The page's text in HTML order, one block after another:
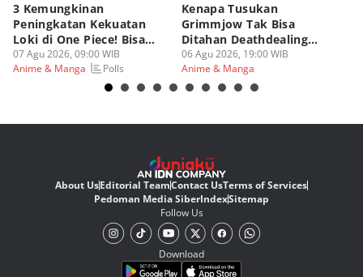
3 Kemungkinan
Peningkatan Kekuatan
Loki di One Piece! Bisa
Lebih OP?
07 Agu 2026, 09:00 WIB
Anime & Manga
Polls
Kenapa Tusukan
Grimmjow Tak Bisa
Ditahan Deathdealing
Askin Bleach?
06 Agu 2026, 19:00 WIB
Anime & Manga
About UsEditorial TeamContact UsTerms of Services
Pedoman Media SiberIndexSitemap
Follow Us
Download